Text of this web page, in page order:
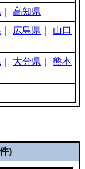
高知県
広島県
山口
大分県
熊本
)